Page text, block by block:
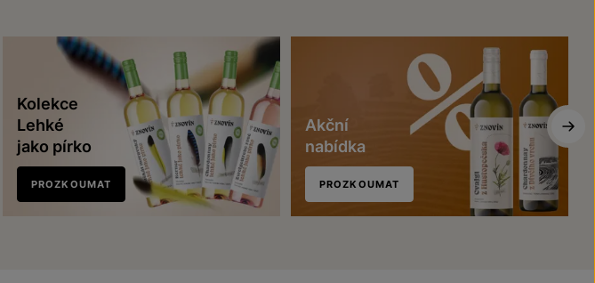
Kolekce
Lehké
jako pírko
PROZKOUMAT
Akční
nabídka
PROZKOUMAT